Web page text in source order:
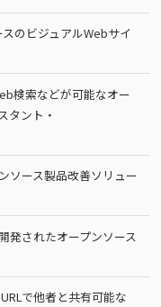
のビジュアルWebサイ
検索などが可能なオー
タント・
ソース製品改善ソリュー
発されたオープンソース
で他者と共有可能な